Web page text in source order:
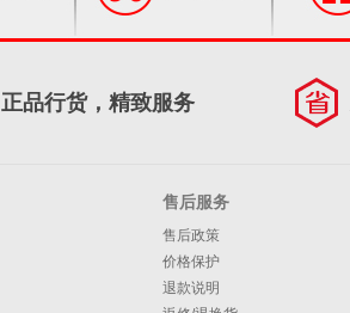
正品行货，精致服务
售后服务
售后政策
价格保护
退款说明